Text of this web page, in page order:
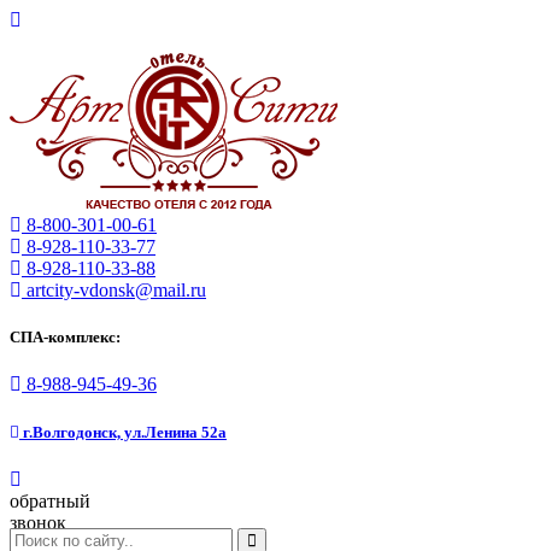
8-800-301-00-61
8-928-110-33-77
8-928-110-33-88
artcity-vdonsk@mail.ru
СПА-комплекс:
8-988-945-49-36
г.Волгодонск, ул.Ленина 52а
обратный
звонок